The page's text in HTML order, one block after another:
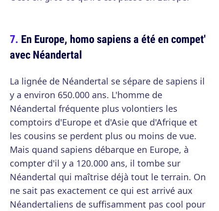
En Europe, homo sapiens a été en compet'
avec Néandertal
La lignée de Néandertal se sépare de sapiens il
y a environ 650.000 ans. L'homme de
Néandertal fréquente plus volontiers les
comptoirs d'Europe et d'Asie que d'Afrique et
les cousins se perdent plus ou moins de vue.
Mais quand sapiens débarque en Europe, à
compter d'il y a 120.000 ans, il tombe sur
Néandertal qui maîtrise déjà tout le terrain. On
ne sait pas exactement ce qui est arrivé aux
Néandertaliens de suffisamment pas cool pour